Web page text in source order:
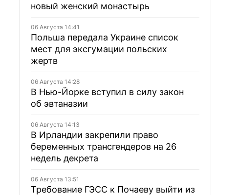
новый женский монастырь
06 Августа 14:41
Польша передала Украине список
мест для эксгумации польских
жертв
06 Августа 14:28
В Нью-Йорке вступил в силу закон
об эвтаназии
06 Августа 14:13
В Ирландии закрепили право
беременных трансгендеров на 26
недель декрета
06 Августа 13:51
Требование ГЭСС к Почаеву выйти из